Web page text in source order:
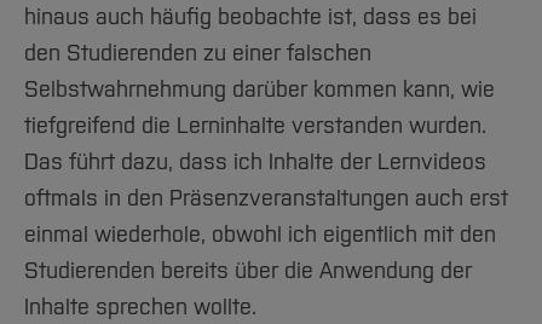
hinaus auch häufig beobachte ist, dass es bei
den Studierenden zu einer falschen
Selbstwahrnehmung darüber kommen kann, wie
tiefgreifend die Lerninhalte verstanden wurden.
Das führt dazu, dass ich Inhalte der Lernvideos
oftmals in den Präsenzveranstaltungen auch erst
einmal wiederhole, obwohl ich eigentlich mit den
Studierenden bereits über die Anwendung der
Inhalte sprechen wollte.